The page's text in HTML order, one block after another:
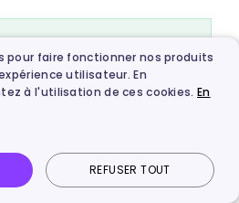
par lots (jusqu’à 50
pour faire fonctionner nos produits
utilisateur. En
à l'utilisation de ces cookies. En
REFUSER TOUT